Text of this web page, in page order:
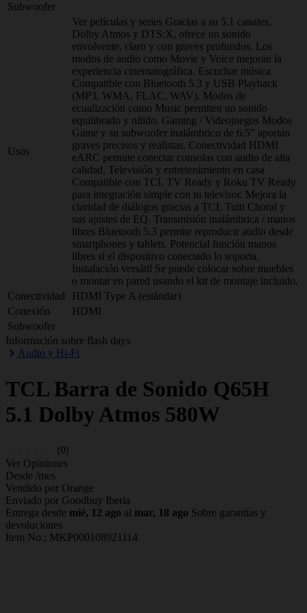
Subwoofer
Usos
Ver películas y series Gracias a su 5.1 canales,
Dolby Atmos y DTS:X, ofrece un sonido
envolvente, claro y con graves profundos. Los
modos de audio como Movie y Voice mejoran la
experiencia cinematográfica. Escuchar música
Compatible con Bluetooth 5.3 y USB Playback
(MP3, WMA, FLAC, WAV). Modos de
ecualización como Music permiten un sonido
equilibrado y nítido. Gaming / Videojuegos Modos
Game y su subwoofer inalámbrico de 6.5” aportan
graves precisos y realistas. Conectividad HDMI
eARC permite conectar consolas con audio de alta
calidad. Televisión y entretenimiento en casa
Compatible con TCL TV Ready y Roku TV Ready
para integración simple con tu televisor. Mejora la
claridad de diálogos gracias a TCL Tutti Choral y
sus ajustes de EQ. Transmisión inalámbrica / manos
libres Bluetooth 5.3 permite reproducir audio desde
smartphones y tablets. Potencial función manos
libres si el dispositivo conectado lo soporta.
Instalación versátil Se puede colocar sobre muebles
o montar en pared usando el kit de montaje incluido.
Conectividad
HDMI Type A (estándar)
Conexión
HDMI
Subwoofer
Información sobre flash days
Audio y Hi-Fi
TCL Barra de Sonido Q65H
5.1 Dolby Atmos 580W
(0)
Ver Opiniones
Desde /mes
Vendido por Orange
Enviado por Goodbuy Iberia
Entrega desde mié, 12 ago al mar, 18 ago Sobre garantías y
devoluciones
Item No.; MKP000108921114